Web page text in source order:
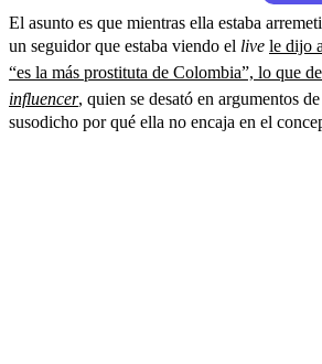
El asunto es que mientras ella estaba
un seguidor que estaba viendo el live le dijo
“es la más prostituta de Colombia”, lo que
influencer, quien se desató en argumentos
susodicho por qué ella no encaja en el